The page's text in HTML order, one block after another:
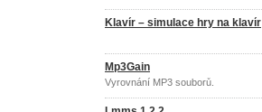
Klavír – simulace hry na klavír
Mp3Gain
Vyrovnání MP3 souborů.